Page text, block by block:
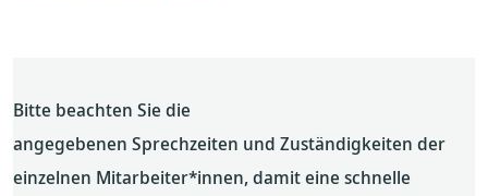
Bitte beachten Sie die
angegebenen Sprechzeiten und Zuständigkeiten der
einzelnen Mitarbeiter*innen, damit eine schnelle